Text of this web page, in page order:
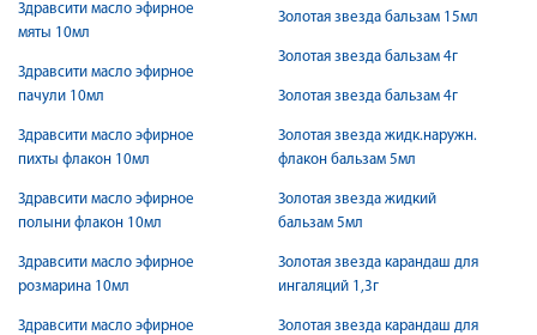
Здравсити масло эфирное
мяты 10мл
Здравсити масло эфирное
пачули 10мл
Здравсити масло эфирное
пихты флакон 10мл
Здравсити масло эфирное
полыни флакон 10мл
Здравсити масло эфирное
розмарина 10мл
Здравсити масло эфирное
Золотая звезда бальзам 15мл
Золотая звезда бальзам 4г
Золотая звезда бальзам 4г
Золотая звезда жидк.наружн.
флакон бальзам 5мл
Золотая звезда жидкий
бальзам 5мл
Золотая звезда карандаш для
ингаляций 1,3г
Золотая звезда карандаш для